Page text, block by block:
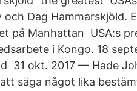
och Dag Hammarskjöld.
på Manhattan USA:s
i Kongo. 18
31 okt. 2017 — Hade
säga något lika